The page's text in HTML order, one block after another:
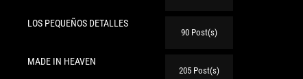
LOS PEQUEÑOS DETALLES
90 Post(s)
MADE IN HEAVEN
205 Post(s)